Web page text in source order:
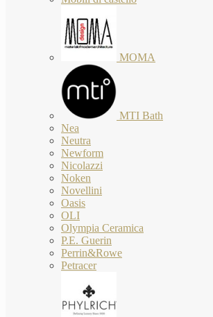
MOMA
MTI Bath
Nea
Neutra
Newform
Nicolazzi
Noken
Novellini
Oasis
OLI
Olympia Ceramica
P.E. Guerin
Perrin&Rowe
Petracer